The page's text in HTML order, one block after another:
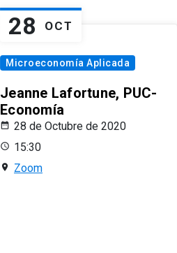
28 OCT
Microeconomía Aplicada
Jeanne Lafortune, PUC-
Economía
28 de Octubre de 2020
15:30
Zoom